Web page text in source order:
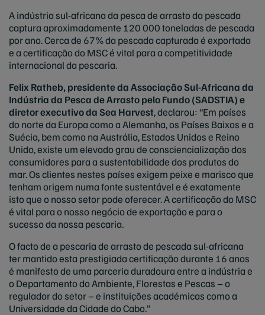
A indústria sul-africana da pesca de arrasto da pescada
captura aproximadamente 120 000 toneladas de pescada
por ano. Cerca de 67% da pescada capturada é exportada
e a certificação do MSC é vital para a competitividade
internacional da pescaria.
Felix Ratheb, presidente da Associação Sul-Africana da
Indústria da Pesca de Arrasto pelo Fundo (SADSTIA) e
diretor executivo da Sea Harvest, declarou: “Em países
do norte da Europa como a Alemanha, os Países Baixos e a
Suécia, bem como na Austrália, Estados Unidos e Reino
Unido, existe um elevado grau de consciencialização dos
consumidores para a sustentabilidade dos produtos do
mar. Os clientes nestes países exigem peixe e marisco que
tenham origem numa fonte sustentável e é exatamente
isto que o nosso setor pode oferecer. A certificação do MSC
é vital para o nosso negócio de exportação e para o
sucesso da nossa pescaria.
O facto de a pescaria de arrasto de pescada sul-africana
ter mantido esta prestigiada certificação durante 16 anos
é manifesto de uma parceria duradoura entre a indústria e
o Departamento do Ambiente, Florestas e Pescas – o
regulador do setor – e instituições académicas como a
Universidade da Cidade do Cabo.”